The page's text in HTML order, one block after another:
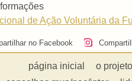
de Ação Voluntária da
no Facebook
página inicial o projeto